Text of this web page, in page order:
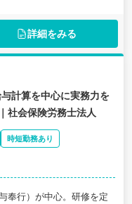
詳細をみる
計算を中心に実務力を
社会保険労務士法人
時短勤務あり
奉行）が中心。研修を定